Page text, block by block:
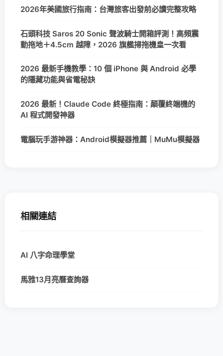
2026年美國旅行指南：台灣旅客出發前必讀完整攻略
石頭科技 Saros 20 Sonic 聲波騎士開箱評測！高頻震
動拖地＋4.5cm 越障，2026 旗艦掃拖機皇一次看
2026 最新手機教學：10 個 iPhone 與 Android 必學
的隱藏功能與省電秘訣
2026 最新！Claude Code 終極指南：顛覆終端機的
AI 程式開發神器
電腦玩手游神器：Android模擬器推薦｜MuMu模擬器
相關連結
AI 八字命理學堂
馬雅13月亮曆查詢器